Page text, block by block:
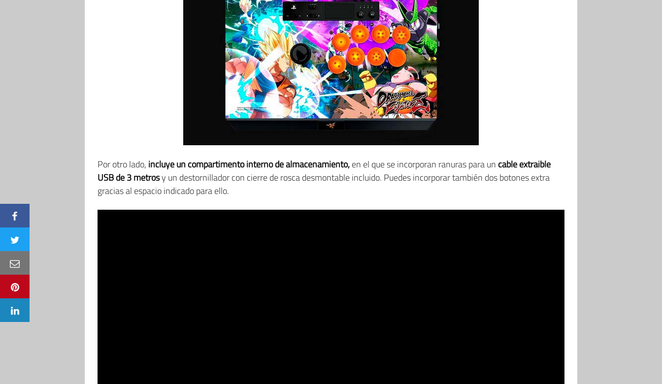
Por otro lado, incluye un compartimento interno de almacenamiento,en el que se incorporan ranuras para un cable extraible
USB de 3 metrosy un destornillador con cierre de rosca desmontable incluido. Puedes incorporar también dos botones extra
gracias al espacio indicado para ello.